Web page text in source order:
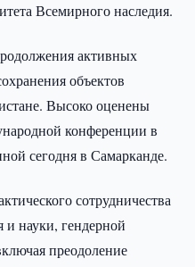
Всемирного наследия.
активных
объектов
Высоко оценены
конференции в
сегодня в Самарканде.
сотрудничества
и науки, гендерной
преодоление